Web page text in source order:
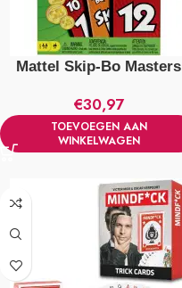
Mattel Skip-Bo Masters
€30,97
TOEVOEGEN AAN
WINKELWAGEN